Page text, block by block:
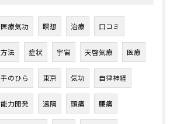
医療気功 瞑想 治療 口コミ
方法 症状 宇宙 天啓気療 医療
手のひら 東京 気功 自律神経
能力開発 遠隔 頭痛 腰痛